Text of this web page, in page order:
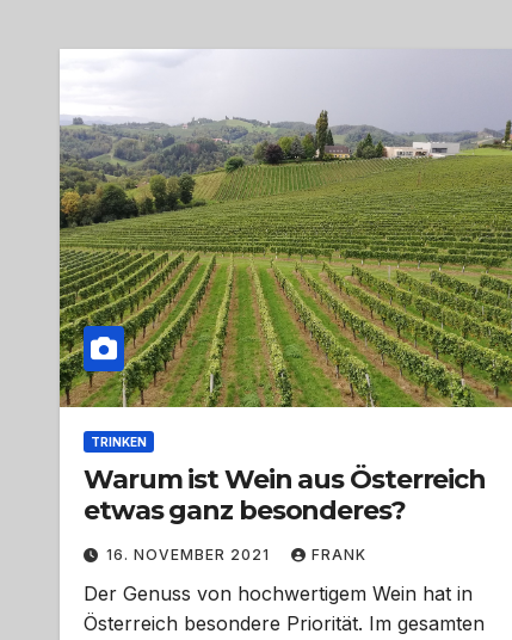
TRINKEN
Warum ist Wein aus Österreich
etwas ganz besonderes?
16. NOVEMBER 2021 FRANK
Der Genuss von hochwertigem Wein hat in
Österreich besondere Priorität. Im gesamten